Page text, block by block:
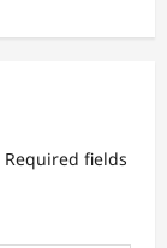
Required fields